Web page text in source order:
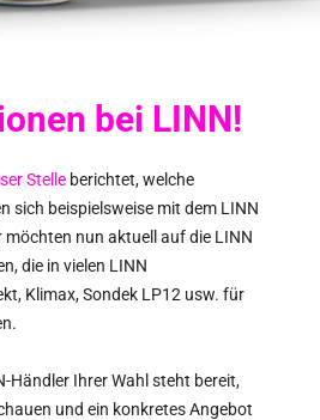
bei LINN!
Stelle berichtet, welche
sich beispielsweise mit dem LINN
möchten nun aktuell auf die LINN
die in vielen LINN
Klimax, Sondek LP12 usw. für
Händler Ihrer Wahl steht bereit,
und ein konkretes Angebot